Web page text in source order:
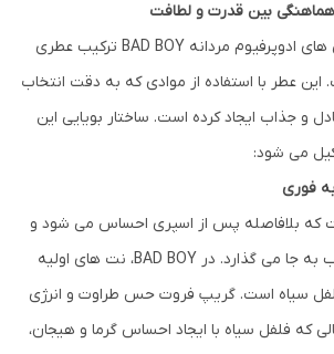
هماهنگی بین قدرت و لطافت
یکی از مهم ترین ویژگی های ادوپرفیوم مردانه BAD BOY ترکیب عطری
عطر با استفاده از موادی که به دقت انتخاب
و جذاب ایجاد کرده است. ساختار بویایی این
می شود:
که بلافاصله پس از اسپری احساس می شود و
اولین تاثیر را در مخاطب به جا می گذارد. در BAD BOY، نت های اولیه
سیاه است. گریپ فروت حس طراوت و انرژی
که فلفل سیاه با ایجاد احساس گرما و هیجان،